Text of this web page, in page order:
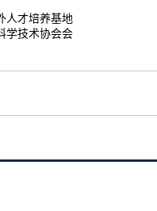
人才培养基地
学技术协会会